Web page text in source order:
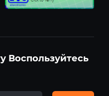
Воспользуйтесь